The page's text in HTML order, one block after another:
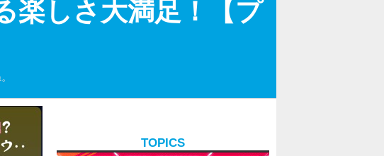
楽しさ大満足！【プ
TOPICS